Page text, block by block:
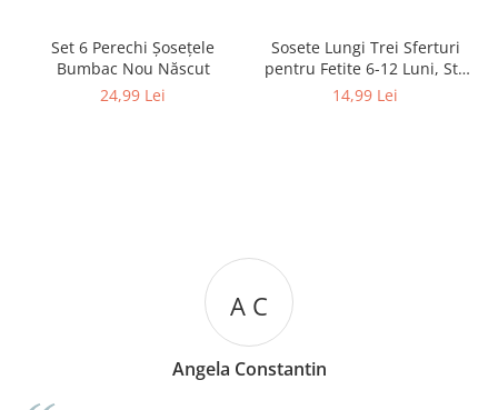
Set 6 Perechi Şosețele
Bumbac Nou Născut
24,99 Lei
Sosete Lungi Trei Sferturi
pentru Fetite 6-12 Luni, Stil
Dres Dantelat, cu Fundita
14,99 Lei
A C
Angela Constantin